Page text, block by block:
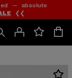
— absolute
❮❮